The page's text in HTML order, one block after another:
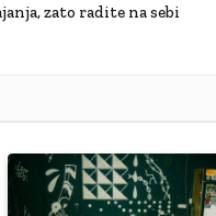
zato radite na sebi